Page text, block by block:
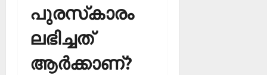
പുരസ്‌കാരം
ലഭിച്ചത്
ആര്‍ക്കാണ്?